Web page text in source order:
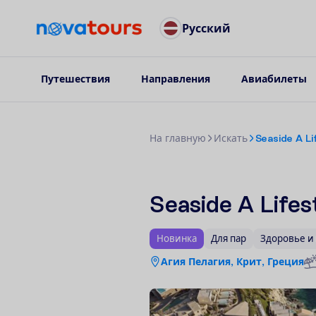
Русский
Путешествия Направления Авиабилеты
На главную Искать
Seaside A
Seaside A
Новинка Для пар Здоровье и
Агия Пелагия, Крит, Греция